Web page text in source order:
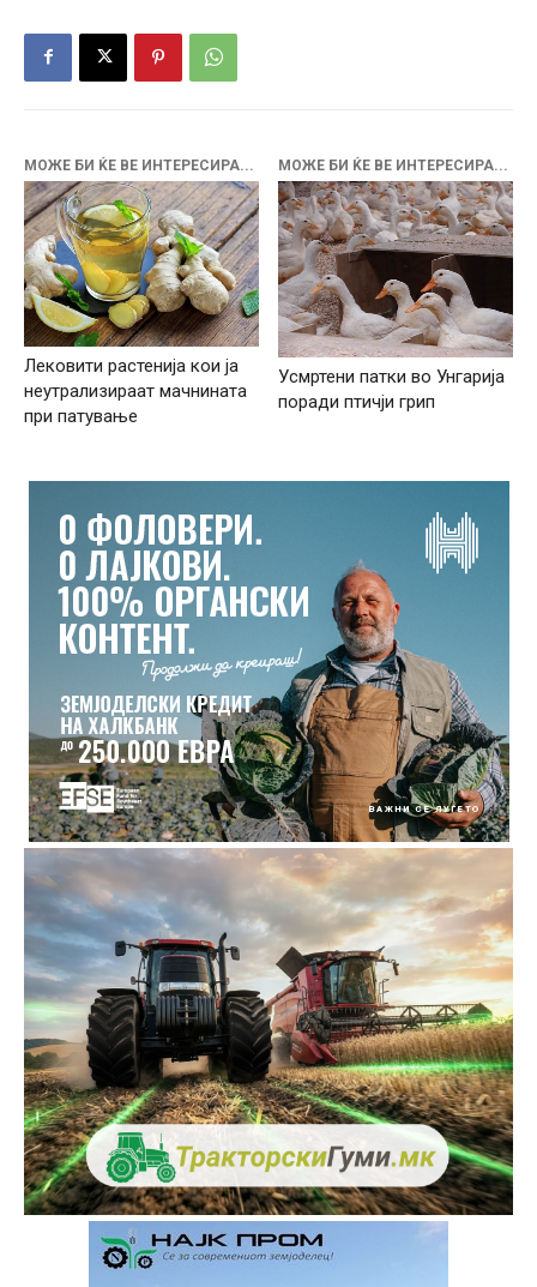
МОЖЕ БИ ЌЕ ВЕ ИНТЕРЕСИРА...
Лековити растенија кои ја
неутрализираат мачнината
при патување
МОЖЕ БИ ЌЕ ВЕ ИНТЕРЕСИРА...
Усмртени патки во Унгарија
поради птичји грип